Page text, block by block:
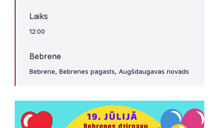
Laiks
12:00
Bebrene
Bebrene, Bebrenes pagasts, Augšdaugavas novads